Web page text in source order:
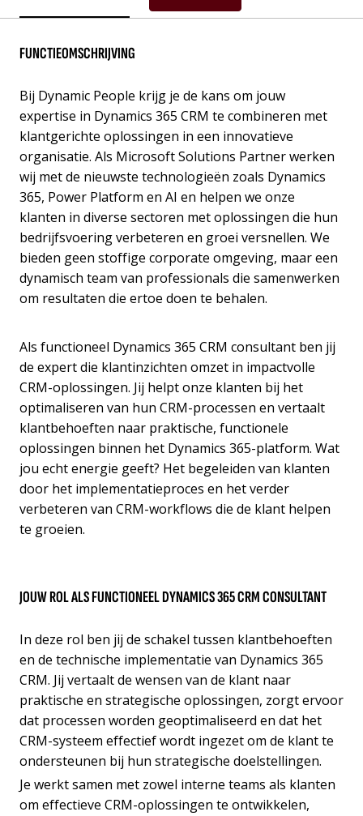
FUNCTIEOMSCHRIJVING
Bij Dynamic People krijg je de kans om jouw
expertise in Dynamics 365 CRM te combineren met
klantgerichte oplossingen in een innovatieve
organisatie. Als Microsoft Solutions Partner werken
wij met de nieuwste technologieën zoals Dynamics
365, Power Platform en AI en helpen we onze
klanten in diverse sectoren met oplossingen die hun
bedrijfsvoering verbeteren en groei versnellen. We
bieden geen stoffige corporate omgeving, maar een
dynamisch team van professionals die samenwerken
om resultaten die ertoe doen te behalen.
Als functioneel Dynamics 365 CRM consultant ben jij
de expert die klantinzichten omzet in impactvolle
CRM-oplossingen. Jij helpt onze klanten bij het
optimaliseren van hun CRM-processen en vertaalt
klantbehoeften naar praktische, functionele
oplossingen binnen het Dynamics 365-platform. Wat
jou echt energie geeft? Het begeleiden van klanten
door het implementatieproces en het verder
verbeteren van CRM-workflows die de klant helpen
te groeien.
JOUW ROL ALS FUNCTIONEEL DYNAMICS 365 CRM CONSULTANT
In deze rol ben jij de schakel tussen klantbehoeften
en de technische implementatie van Dynamics 365
CRM. Jij vertaalt de wensen van de klant naar
praktische en strategische oplossingen, zorgt ervoor
dat processen worden geoptimaliseerd en dat het
CRM-systeem effectief wordt ingezet om de klant te
ondersteunen bij hun strategische doelstellingen.
Je werkt samen met zowel interne teams als klanten
om effectieve CRM-oplossingen te ontwikkelen,